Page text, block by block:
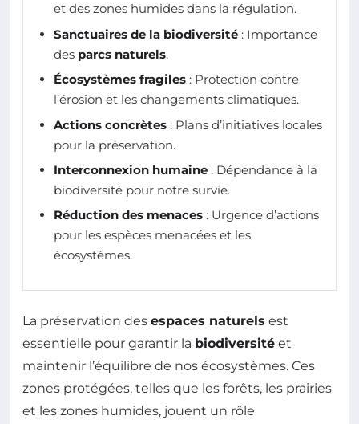
et des zones humides dans la régulation.
Sanctuaires de la biodiversité : Importance
des parcs naturels.
Écosystèmes fragiles : Protection contre
l’érosion et les changements climatiques.
Actions concrètes : Plans d’initiatives locales
pour la préservation.
Interconnexion humaine : Dépendance à la
biodiversité pour notre survie.
Réduction des menaces : Urgence d’actions
pour les espèces menacées et les
écosystèmes.
La préservation des espaces naturels est
essentielle pour garantir la biodiversité et
maintenir l’équilibre de nos écosystèmes. Ces
zones protégées, telles que les forêts, les prairies
et les zones humides, jouent un rôle